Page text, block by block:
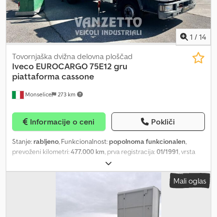
1 / 14
Monselice 273 km
Tovornjaška dvižna delovna ploščad
Iveco EUROCARGO 75E12 gru
piattaforma cassone
Informacije o ceni Pokliči
Stanje: rabljeno, Funkcionalnost: popolnoma funkcionalen,
prevoženi kilometri:477.000 km, prva registracija:01/1991, vrsta
, največja dovoljena obremenitev:
masa:7.500 kg, konfiguracija osi:2 osi, gorivo:dizel, barva:bela,
, Truck, lorry, IVECO 75E12
PLATFORM + FIXED DROPSIDE BODY + FASSI F40A23 CRANE REF:
2010208 YEAR: 1991 MILEAGE: 477,175 km 6-SPEED MANUAL
TRANSMISSION MECHANICAL SUSPENSION 3 SEATS IN CAB MOT
Mali oglas